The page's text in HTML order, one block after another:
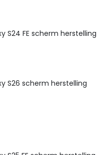
S24 FE scherm herstelling
S26 scherm herstelling